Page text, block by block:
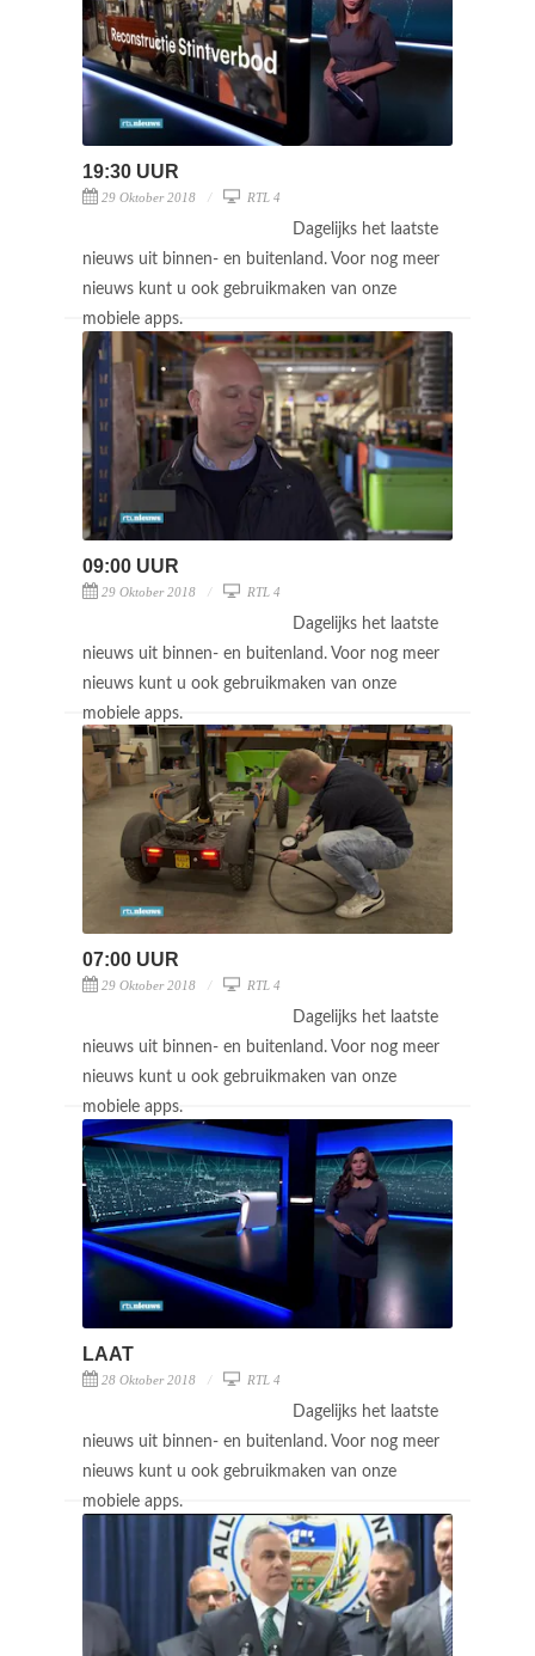
19:30 UUR
29 Oktober 2018 RTL 4
Dagelijks het laatste
nieuws uit binnen- en buitenland. Voor nog meer
nieuws kunt u ook gebruikmaken van onze
mobiele apps.
09:00 UUR
29 Oktober 2018 RTL 4
Dagelijks het laatste
nieuws uit binnen- en buitenland. Voor nog meer
nieuws kunt u ook gebruikmaken van onze
mobiele apps.
07:00 UUR
29 Oktober 2018 RTL 4
Dagelijks het laatste
nieuws uit binnen- en buitenland. Voor nog meer
nieuws kunt u ook gebruikmaken van onze
mobiele apps.
LAAT
28 Oktober 2018 RTL 4
Dagelijks het laatste
nieuws uit binnen- en buitenland. Voor nog meer
nieuws kunt u ook gebruikmaken van onze
mobiele apps.